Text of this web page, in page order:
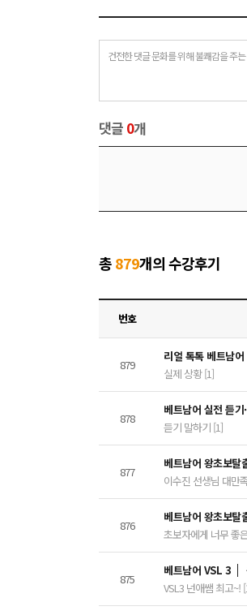
건전한 댓글 문화를 위해 불쾌감을 주
댓글 0개
총879개의 수강후기
번호
879
리얼 톡톡 베트남어
실제 상황 [1]
878
베트남어 실전 듣기
듣기 말하기 [1]
877
베트남어 왕초보탈
이수진 선생님 대만
876
베트남어 왕초보탈
초보자에게 너무 좋
875
베트남어 VSL 3
VSL3 넌애쌤 최고~!